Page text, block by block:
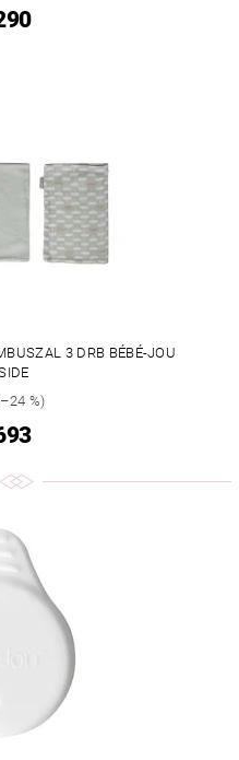
3 DRB BÉBÉ-JOU
%)